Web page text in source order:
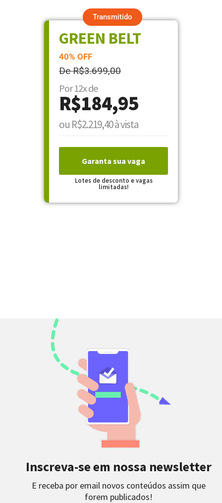
Transmitido
GREEN BELT
40% OFF
De R$3.699,00
Por 12x de
R$184,95
ou R$2.219,40 à vista
Garanta sua vaga
Lotes de desconto e vagas
limitadas!
Inscreva-se em nossa newsletter
E receba por email novos conteúdos assim que
forem publicados!